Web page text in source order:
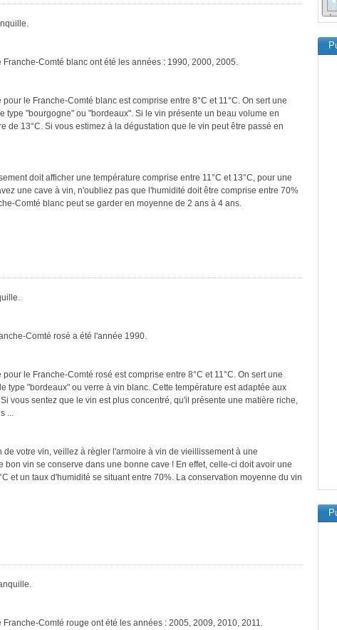
Comté blanc ont été les années : 1990, 2000, 2005.
le Franche-Comté blanc est comprise entre 8°C et 11°C. On sert une
type "bourgogne" ou "bordeaux". Si le vin présente un beau volume en
de 13°C. Si vous estimez à la dégustation que le vin peut être passé en
doit afficher une température comprise entre 11°C et 13°C, pour une
une cave à vin, n'oubliez pas que l'humidité doit être comprise entre 70%
Comté blanc peut se garder en moyenne de 2 ans à 4 ans.
Comté rosé a été l'année 1990.
le Franche-Comté rosé est comprise entre 8°C et 11°C. On sert une
type "bordeaux" ou verre à vin blanc. Cette température est adaptée aux
vous sentez que le vin est plus concentré, qu'il présente une matière riche,
...
de votre vin, veillez à règler l'armoire à vin de vieillissement à une
bon vin se conserve dans une bonne cave ! En effet, celle-ci doit avoir une
et un taux d'humidité se situant entre 70%. La conservation moyenne du vin
Comté rouge ont été les années : 2005, 2009, 2010, 2011.